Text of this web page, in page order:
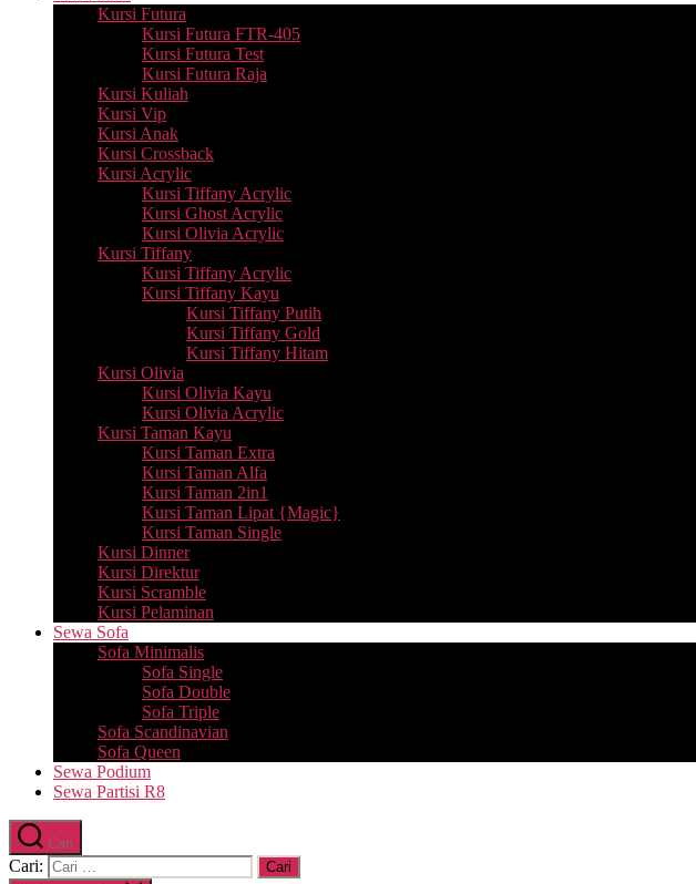
Kursi Futura
Kursi Futura FTR-405
Kursi Futura Test
Kursi Futura Raja
Kursi Kuliah
Kursi Vip
Kursi Anak
Kursi Crossback
Kursi Acrylic
Kursi Tiffany Acrylic
Kursi Ghost Acrylic
Kursi Olivia Acrylic
Kursi Tiffany
Kursi Tiffany Acrylic
Kursi Tiffany Kayu
Kursi Tiffany Putih
Kursi Tiffany Gold
Kursi Tiffany Hitam
Kursi Olivia
Kursi Olivia Kayu
Kursi Olivia Acrylic
Kursi Taman Kayu
Kursi Taman Extra
Kursi Taman Alfa
Kursi Taman 2in1
Kursi Taman Lipat {Magic}
Kursi Taman Single
Kursi Dinner
Kursi Direktur
Kursi Scramble
Kursi Pelaminan
Sewa Sofa
Sofa Minimalis
Sofa Single
Sofa Double
Sofa Triple
Sofa Scandinavian
Sofa Queen
Sewa Podium
Sewa Partisi R8
Cari
Cari: